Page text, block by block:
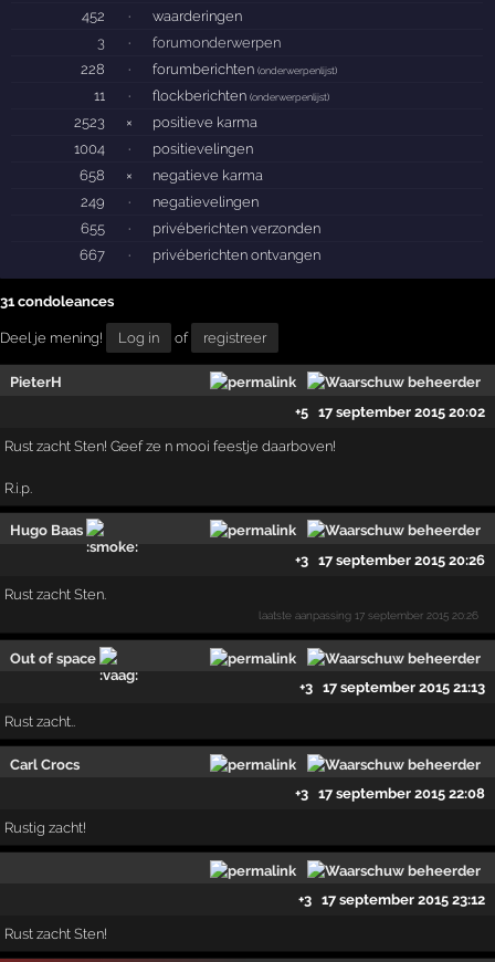
452
·
waarderingen
3
·
forumonderwerpen
228
· forumberichten(onderwerpenlijst)
11 · flockberichten(onderwerpenlijst)
2523 ×
positieve karma
1004
·
positievelingen
658
×
negatieve karma
249
·
negatievelingen
655
·
privéberichten verzonden
667
· privéberichten ontvangen
31 condoleances
Deel je mening! Log in of registreer
PieterH
+5
17 september 2015 20:02
Rust zacht Sten! Geef ze n mooi feestje daarboven!
R.i.p.
Hugo Baas
+3
17 september 2015 20:26
Rust zacht Sten.
laatste aanpassing17 september 2015 20:26
Out of space
+3
17 september 2015 21:13
Rust zacht..
Carl Crocs
+3
17 september 2015 22:08
Rustig zacht!
+3 17 september 2015 23:12
Rust zacht Sten!